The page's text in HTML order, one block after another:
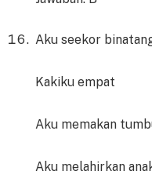
Aku seekor
Kakiku empat
Aku memakan
Aku melahirkan